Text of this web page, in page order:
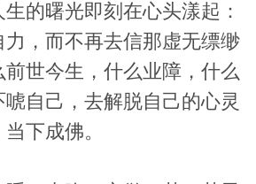
的曙光即刻在心头漾起：
力，而不再去信那虚无缥缈
世今生，什么业障，什么
自己，去解脱自己的心灵
下成佛。